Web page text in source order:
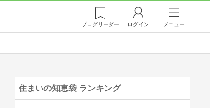
ブログリーダー ログイン メニュー
住まいの知恵袋 ランキング